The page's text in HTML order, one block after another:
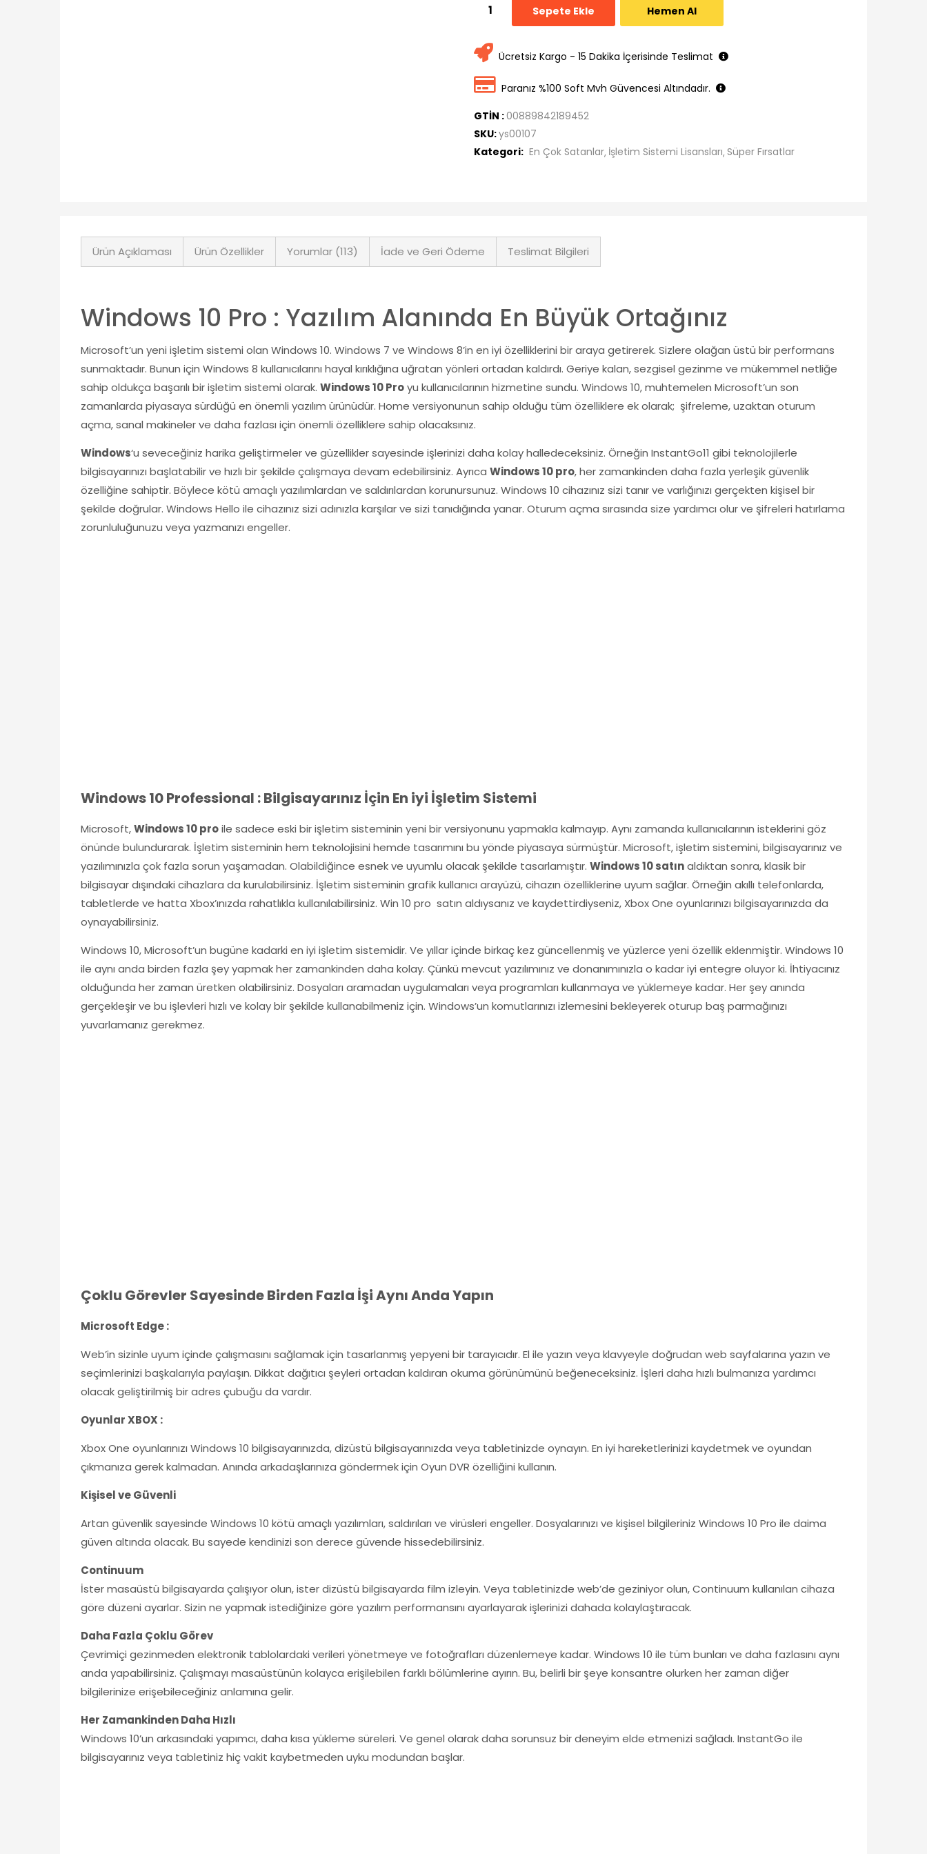
Sepete Ekle Hemen Al
Ücretsiz Kargo - 15 Dakika İçerisinde Teslimat
Paranız %100 Soft Mvh Güvencesi Altındadır.
GTİN :00889842189452
SKU:ys00107
Kategori: En Çok Satanlar İşletim Sistemi Lisansları Süper Fırsatlar
Ürün Açıklaması Ürün Özellikler Yorumlar (113) İade ve Geri Ödeme Teslimat Bilgileri
Windows 10 Pro : Yazılım Alanında En Büyük Ortağınız
Microsoft’un yeni işletim sistemi olan Windows 10. Windows 7 ve Windows 8’in en iyi özelliklerini bir araya getirerek. Sizlere olağan üstü bir performans
sunmaktadır. Bunun için Windows 8 kullanıcılarını hayal kırıklığına uğratan yönleri ortadan kaldırdı. Geriye kalan, sezgisel gezinme ve mükemmel netliğe
sahip oldukça başarılı bir işletim sistemi olarak. Windows 10 Proyu kullanıcılarının hizmetine sundu. Windows 10, muhtemelen Microsoft’un son
zamanlarda piyasaya sürdüğü en önemli yazılım ürünüdür. Home versiyonunun sahip olduğu tüm özelliklere ek olarak; şifreleme, uzaktan oturum
açma, sanal makineler ve daha fazlası için önemli özelliklere sahip olacaksınız.
Windows‘u seveceğiniz harika geliştirmeler ve güzellikler sayesinde işlerinizi daha kolay halledeceksiniz. Örneğin InstantGo11 gibi teknolojilerle
bilgisayarınızı başlatabilir ve hızlı bir şekilde çalışmaya devam edebilirsiniz. Ayrıca Windows 10 pro, her zamankinden daha fazla yerleşik güvenlik
özelliğine sahiptir. Böylece kötü amaçlı yazılımlardan ve saldırılardan korunursunuz. Windows 10 cihazınız sizi tanır ve varlığınızı gerçekten kişisel bir
şekilde doğrular. Windows Hello ile cihazınız sizi adınızla karşılar ve sizi tanıdığında yanar. Oturum açma sırasında size yardımcı olur ve şifreleri hatırlama
zorunluluğunuzu veya yazmanızı engeller.
Windows 10 Professional : Bilgisayarınız İçin En iyi İşletim Sistemi
Microsoft,Windows 10 proile sadece eski bir işletim sisteminin yeni bir versiyonunu yapmakla kalmayıp. Aynı zamanda kullanıcılarının isteklerini göz
önünde bulundurarak. İşletim sisteminin hem teknolojisini hemde tasarımını bu yönde piyasaya sürmüştür. Microsoft, işletim sistemini, bilgisayarınız ve
yazılımınızla çok fazla sorun yaşamadan. Olabildiğince esnek ve uyumlu olacak şekilde tasarlamıştır. Windows 10 satınaldıktan sonra, klasik bir
bilgisayar dışındaki cihazlara da kurulabilirsiniz. İşletim sisteminin grafik kullanıcı arayüzü, cihazın özelliklerine uyum sağlar. Örneğin akıllı telefonlarda,
tabletlerde ve hatta Xbox’ınızda rahatlıkla kullanılabilirsiniz. Win 10 pro satın aldıysanız ve kaydettirdiyseniz, Xbox One oyunlarınızı bilgisayarınızda da
oynayabilirsiniz.
Windows 10, Microsoft’un bugüne kadarki en iyi işletim sistemidir. Ve yıllar içinde birkaç kez güncellenmiş ve yüzlerce yeni özellik eklenmiştir. Windows 10
ile aynı anda birden fazla şey yapmak her zamankinden daha kolay. Çünkü mevcut yazılımınız ve donanımınızla o kadar iyi entegre oluyor ki. İhtiyacınız
olduğunda her zaman üretken olabilirsiniz. Dosyaları aramadan uygulamaları veya programları kullanmaya ve yüklemeye kadar. Her şey anında
gerçekleşir ve bu işlevleri hızlı ve kolay bir şekilde kullanabilmeniz için. Windows’un komutlarınızı izlemesini bekleyerek oturup baş parmağınızı
yuvarlamanız gerekmez.
Çoklu Görevler Sayesinde Birden Fazla İşi Aynı Anda Yapın
Microsoft Edge :
Web’in sizinle uyum içinde çalışmasını sağlamak için tasarlanmış yepyeni bir tarayıcıdır. El ile yazın veya klavyeyle doğrudan web sayfalarına yazın ve
seçimlerinizi başkalarıyla paylaşın. Dikkat dağıtıcı şeyleri ortadan kaldıran okuma görünümünü beğeneceksiniz. İşleri daha hızlı bulmanıza yardımcı
olacak geliştirilmiş bir adres çubuğu da vardır.
Oyunlar XBOX :
Xbox One oyunlarınızı Windows 10 bilgisayarınızda, dizüstü bilgisayarınızda veya tabletinizde oynayın. En iyi hareketlerinizi kaydetmek ve oyundan
çıkmanıza gerek kalmadan. Anında arkadaşlarınıza göndermek için Oyun DVR özelliğini kullanın.
Kişisel ve Güvenli
Artan güvenlik sayesinde Windows 10 kötü amaçlı yazılımları, saldırıları ve virüsleri engeller. Dosyalarınızı ve kişisel bilgileriniz Windows 10 Pro ile daima
güven altında olacak. Bu sayede kendinizi son derece güvende hissedebilirsiniz.
Continuum
İster masaüstü bilgisayarda çalışıyor olun, ister dizüstü bilgisayarda film izleyin. Veya tabletinizde web’de geziniyor olun, Continuum kullanılan cihaza
göre düzeni ayarlar. Sizin ne yapmak istediğinize göre yazılım performansını ayarlayarak işlerinizi dahada kolaylaştıracak.
Daha Fazla Çoklu Görev
Çevrimiçi gezinmeden elektronik tablolardaki verileri yönetmeye ve fotoğrafları düzenlemeye kadar. Windows 10 ile tüm bunları ve daha fazlasını aynı
anda yapabilirsiniz. Çalışmayı masaüstünün kolayca erişilebilen farklı bölümlerine ayırın. Bu, belirli bir şeye konsantre olurken her zaman diğer
bilgilerinize erişebileceğiniz anlamına gelir.
Her Zamankinden Daha Hızlı
Windows 10’un arkasındaki yapımcı, daha kısa yükleme süreleri. Ve genel olarak daha sorunsuz bir deneyim elde etmenizi sağladı. InstantGo ile
bilgisayarınız veya tabletiniz hiç vakit kaybetmeden uyku modundan başlar.